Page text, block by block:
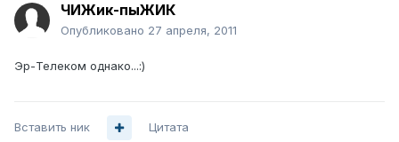
ЧИЖик-пыЖИК
Опубликовано 27 апреля, 2011
Эр-Телеком однако...:)
Вставить ник Цитата